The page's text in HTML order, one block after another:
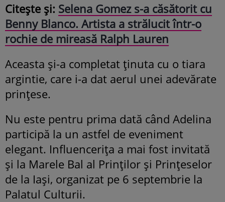
Citește și: Selena Gomez s-a căsătorit cu
Benny Blanco. Artista a strălucit într-o
rochie de mireasă Ralph Lauren
Aceasta și-a completat ținuta cu o tiara
argintie, care i-a dat aerul unei adevărate
prințese.
Nu este pentru prima dată când Adelina
participă la un astfel de eveniment
elegant. Influencerița a mai fost invitată
și la Marele Bal al Prinților și Prințeselor
de la Iași, organizat pe 6 septembrie la
Palatul Culturii.